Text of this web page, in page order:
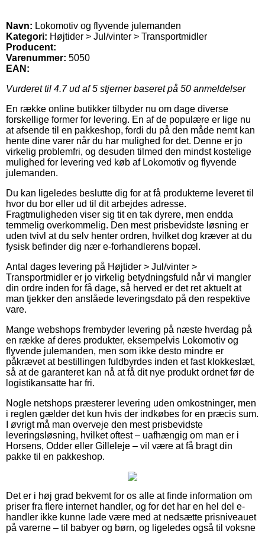
Navn: Lokomotiv og flyvende julemanden
Kategori: Højtider > Jul/vinter > Transportmidler
Producent:
Varenummer: 5050
EAN:
Vurderet til 4.7ud af 5 stjerner baseret på 50 anmeldelser
En række online butikker tilbyder nu om dage diverse
forskellige former for levering. En af de populære er lige nu
at afsende til en pakkeshop, fordi du på den måde nemt kan
hente dine varer når du har mulighed for det. Denne er jo
virkelig problemfri, og desuden tilmed den mindst kostelige
mulighed for levering ved køb af Lokomotiv og flyvende
julemanden.
Du kan ligeledes beslutte dig for at få produkterne leveret til
hvor du bor eller ud til dit arbejdes adresse.
Fragtmuligheden viser sig tit en tak dyrere, men endda
temmelig overkommelig. Den mest prisbevidste løsning er
uden tvivl at du selv henter ordren, hvilket dog kræver at du
fysisk befinder dig nær e-forhandlerens bopæl.
Antal dages levering på Højtider > Jul/vinter >
Transportmidler er jo virkelig betydningsfuld når vi mangler
din ordre inden for få dage, så herved er det ret aktuelt at
man tjekker den anslåede leveringsdato på den respektive
vare.
Mange webshops frembyder levering på næste hverdag på
en række af deres produkter, eksempelvis Lokomotiv og
flyvende julemanden, men som ikke desto mindre er
påkrævet at bestillingen fuldbyrdes inden et fast klokkeslæt,
så at de garanteret kan nå at få dit nye produkt ordnet før de
logistikansatte har fri.
Nogle netshops præsterer levering uden omkostninger, men
i reglen gælder det kun hvis der indkøbes for en præcis sum.
I øvrigt må man overveje den mest prisbevidste
leveringsløsning, hvilket oftest – uafhængig om man er i
Horsens, Odder eller Gilleleje – vil være at få bragt din
pakke til en pakkeshop.
Det er i høj grad bekvemt for os alle at finde information om
priser fra flere internet handler, og for det har en hel del e-
handler ikke kunne lade være med at nedsætte prisniveauet
på varerne – til babyer og børn, og ligeledes også til voksne